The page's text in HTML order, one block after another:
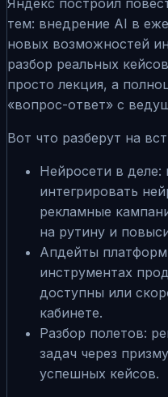
тем: внедрение AI в
новых возможностей
разбор реальных
просто лекция, а
«вопрос-ответ» с
Вот что разберут на
Нейросети в деле:
интегрировать
рекламные
на рутину и
Апдейты
инструментах
доступны или
кабинете.
Разбор полетов:
задач через
успешных кейсов.